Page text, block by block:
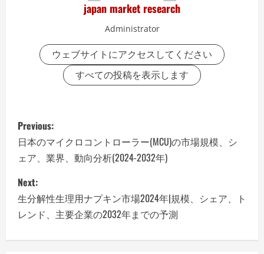
japan market research
Administrator
ウェブサイトにアクセスしてください
すべての投稿を表示します
P
o
s
t
n
a
Previous:
日本のマイクロコントローラー(MCU)の市場規模、シ
ェア、業界、動向分析(2024-2032年)
Next:
生分解性生理用ナプキン市場2024年|規模、シェア、ト
レンド、主要企業の2032年までの予測